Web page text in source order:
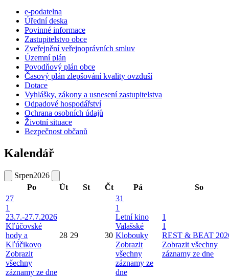
e-podatelna
Úřední deska
Povinné informace
Zastupitelstvo obce
Zveřejnění veřejnoprávních smluv
Územní plán
Povodňový plán obce
Časový plán zlepšování kvality ovzduší
Dotace
Vyhlášky, zákony a usnesení zastupitelstva
Odpadové hospodářství
Ochrana osobních údajů
Životní situace
Bezpečnost občanů
Kalendář
Srpen2026
Po
Út St Čt Pá
So
27
1
23.7.-27.7.2026
Kľúčovské
hody a
Kľúčikovo
Zobrazit
všechny
záznamy ze dne
28 29 30
31
1
Letní kino
Valašské
Klobouky
Zobrazit
všechny
záznamy ze
dne
1
1
REST & BEAT
Zobrazit všechny
záznamy ze dne